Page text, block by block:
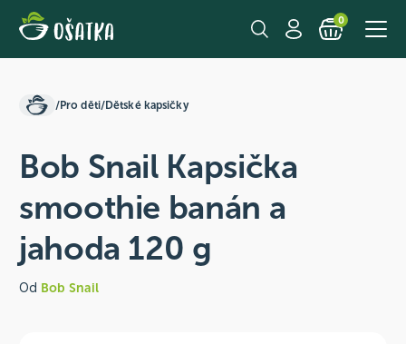
0
/Pro děti/Dětské kapsičky
Bob Snail Kapsička
smoothie banán a
jahoda 120 g
Od Bob Snail